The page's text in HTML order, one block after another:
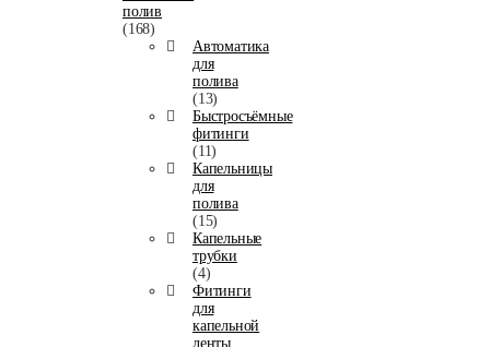
полив
(168)
Автоматика
для
полива
(13)
Быстросъёмные
фитинги
(11)
Капельницы
для
полива
(15)
Капельные
трубки
(4)
Фитинги
для
капельной
ленты